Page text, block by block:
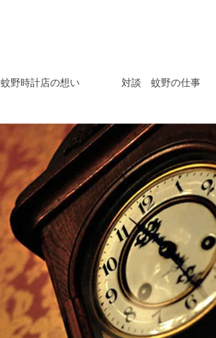
蚊野時計店の想い 対談 蚊野の仕事